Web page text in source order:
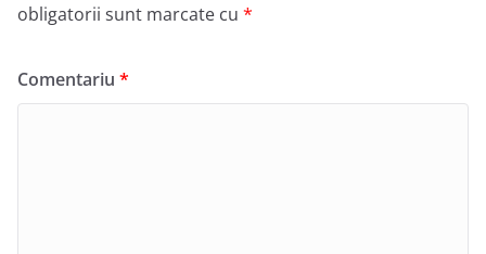
obligatorii sunt marcate cu *
Comentariu *